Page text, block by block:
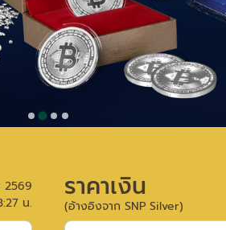
2569
น. ราคาเงิน
(อ้างอิงจาก SNP Silver)